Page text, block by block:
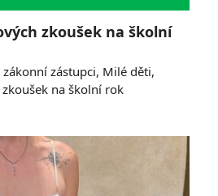
zkoušek na školní
zástupci, Milé děti,
na školní rok